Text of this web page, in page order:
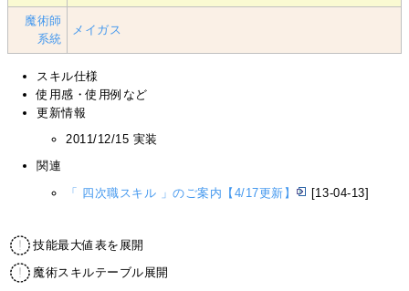
魔術師
系統
メイガス
スキル仕様
使用感・使用例など
更新情報
2011/12/15 実装
関連
「 四次職スキル 」のご案内【4/17更新】 [13-04-13]
技能最大値表を展開
魔術スキルテーブル展開